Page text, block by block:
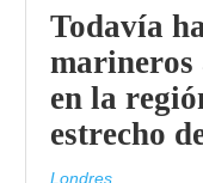
Todavía
marineros
en la
estrecho
Londres